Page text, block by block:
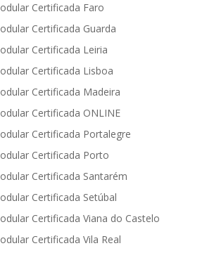
Certificada Faro
Certificada Guarda
Certificada Leiria
Certificada Lisboa
Certificada Madeira
Certificada ONLINE
Certificada Portalegre
Certificada Porto
Certificada Santarém
Certificada Setúbal
Certificada Viana do Castelo
Certificada Vila Real